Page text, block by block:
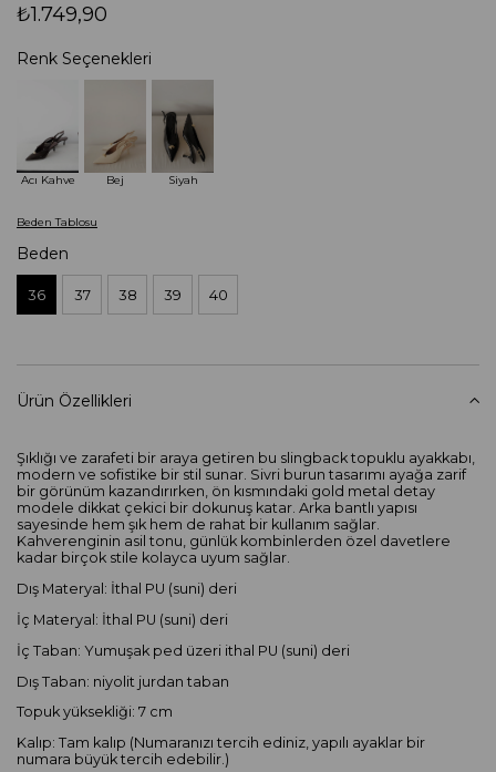
₺1.749,90
Renk Seçenekleri
Acı Kahve Bej Siyah
Beden Tablosu
Beden
36 37 38 39 40
Ürün Özellikleri
Şıklığı ve zarafeti bir araya getiren bu slingback topuklu ayakkabı,
modern ve sofistike bir stil sunar. Sivri burun tasarımı ayağa zarif
bir görünüm kazandırırken, ön kısmındaki gold metal detay
modele dikkat çekici bir dokunuş katar. Arka bantlı yapısı
sayesinde hem şık hem de rahat bir kullanım sağlar.
Kahverenginin asil tonu, günlük kombinlerden özel davetlere
kadar birçok stile kolayca uyum sağlar.
Dış Materyal: İthal PU (suni) deri
İç Materyal: İthal PU (suni) deri
İç Taban: Yumuşak ped üzeri ithal PU (suni) deri
Dış Taban: niyolit jurdan taban
Topuk yüksekliği: 7 cm
Kalıp: Tam kalıp (Numaranızı tercih ediniz, yapılı ayaklar bir
numara büyük tercih edebilir.)